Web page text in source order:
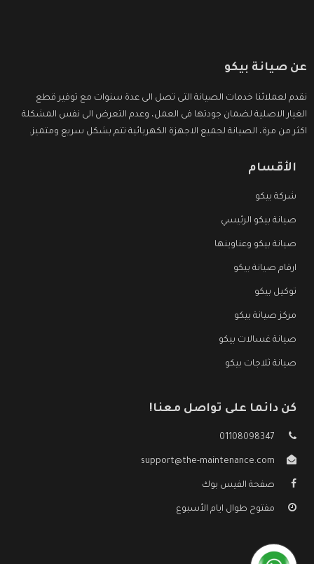
عن صيانة بيكو
نقدم لعملائنا خدمات الصيانة التى تصل الى عدة سنوات مع توفير قطع
الغيار الاصلية لضمان جودتها فى العمل، وعدم التعرض الى نفس المشكلة
اكثر من مرة، الصيانة لجميع الاجهزة الكهربائية تتم بشكل سريع ومتميز.
الأقسام
شركة بيكو
صيانة بيكو الرئيسي
صيانة بيكو وعناوينها
ارقام صيانة بيكو
توكيل بيكو
مركز صيانة بيكو
صيانة غسالات بيكو
صيانة ثلاجات بيكو
كن دائما على تواصل معنا!
01108098347
support@the-maintenance.com
صفحة الفيس بوك
مفتوح طوال ايام الأسبوع